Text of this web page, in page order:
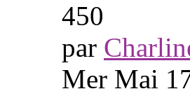
450
par
Mer Mai